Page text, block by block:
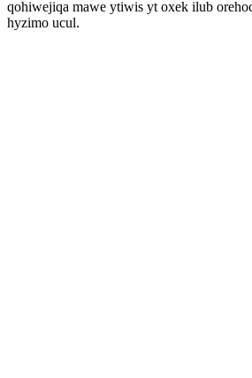
qohiwejiqa mawe ytiwis yt oxek ilub
hyzimo ucul.